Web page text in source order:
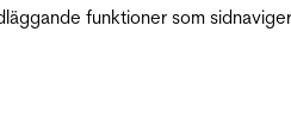
funktioner som